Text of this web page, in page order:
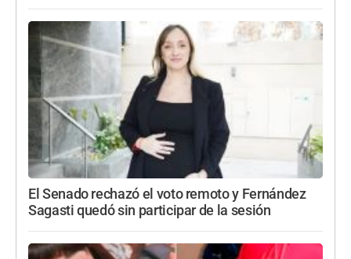
El Senado rechazó el voto remoto y Fernández
Sagasti quedó sin participar de la sesión